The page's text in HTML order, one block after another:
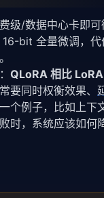
级/数据中心卡即
bit 全量微调，
QLoRA 相比
要同时权衡效果、
个例子，比如上下
时，系统应该如何